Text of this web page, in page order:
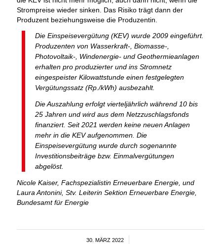
Strompreise wieder sinken. Das Risiko trägt dann der
Produzent beziehungsweise die Produzentin.
Die Einspeisevergütung (KEV) wurde 2009 eingeführt.
Produzenten von Wasserkraft-, Biomasse-,
Photovoltaik-, Windenergie- und Geothermieanlagen
erhalten pro produzierter und ins Stromnetz
eingespeister Kilowattstunde einen festgelegten
Vergütungssatz (Rp./kWh) ausbezahlt.
Die Auszahlung erfolgt vierteljährlich während 10 bis
25 Jahren und wird aus dem Netzzuschlagsfonds
finanziert. Seit 2021 werden keine neuen Anlagen
mehr in die KEV aufgenommen. Die
Einspeisevergütung wurde durch sogenannte
Investitionsbeiträge bzw. Einmalvergütungen
abgelöst.
Nicole Kaiser, Fachspezialistin Erneuerbare Energie, und
Laura Antonini, Stv. Leiterin Sektion Erneuerbare Energie,
Bundesamt für Energie
30. MÄRZ 2022
/